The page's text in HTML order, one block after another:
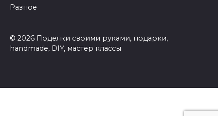
Разное
© 2026 Поделки своими руками, подарки,
handmade, DIY, мастер классы